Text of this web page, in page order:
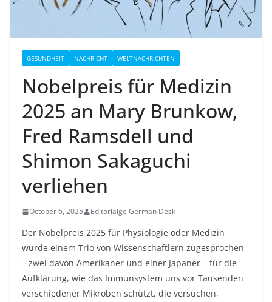
GESUNDHEIT NACHRICHT WELTNACHRICHTEN
Nobelpreis für Medizin
2025 an Mary Brunkow,
Fred Ramsdell und
Shimon Sakaguchi
verliehen
October 6, 2025 Editorialge German Desk
Der Nobelpreis 2025 für Physiologie oder Medizin
wurde einem Trio von Wissenschaftlern zugesprochen
– zwei davon Amerikaner und einer Japaner – für die
Aufklärung, wie das Immunsystem uns vor Tausenden
verschiedener Mikroben schützt, die versuchen,